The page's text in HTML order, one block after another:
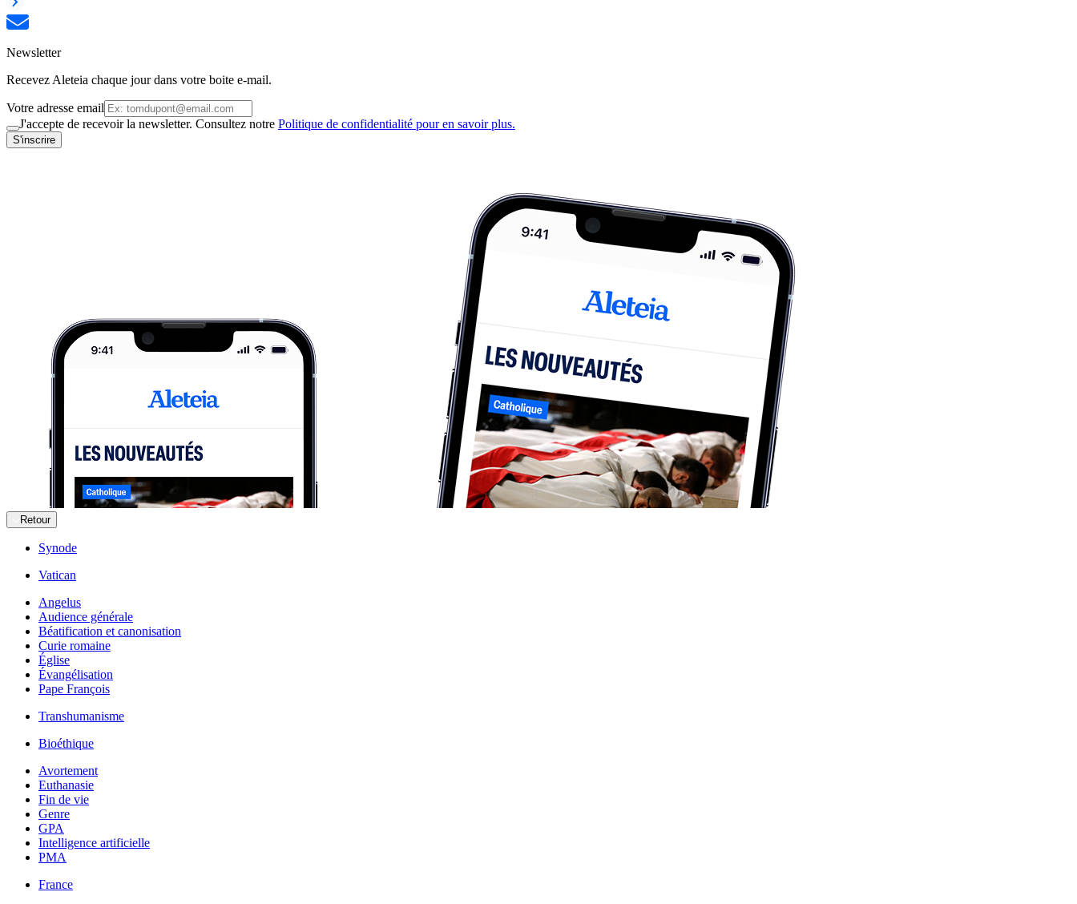
Newsletter
Recevez Aleteia chaque jour dans votre boite e-mail.
Votre adresse email
J'accepte de recevoir la newsletter. Consultez notre Politique de confidentialité pour en savoir plus.
S'inscrire
Retour
Synode
Vatican
Angelus
Audience générale
Béatification et canonisation
Curie romaine
Église
Évangélisation
Pape François
Transhumanisme
Bioéthique
Avortement
Euthanasie
Fin de vie
Genre
GPA
Intelligence artificielle
PMA
France